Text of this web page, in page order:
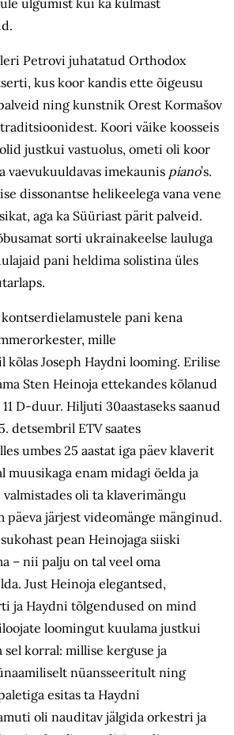
ulgumist kui ka külmast
Petrovi juhatatud Orthodox
kus koor kandis ette õigeusu
ning kunstnik Orest Kormašov
Koori väike koosseis
justkui vastuolus, ometi oli koor
vaevukuuldavas imekaunis piano’s.
dissonantse helikeelega vana vene
aga ka Süüriast pärit palveid.
sorti ukrainakeelse lauluga
pani heldima solistina üles
pani kena
mille
kõlas Joseph Haydni looming. Erilise
Sten Heinoja ettekandes kõlanud
D-duur. Hiljuti 30aastaseks saanud
detsembril ETV saates
umbes 25 aastat iga päev klaverit
muusikaga enam midagi öelda ja
oli ta klaverimängu
päeva järjest videomänge mänginud.
pean Heinojaga siiski
– nii palju on tal veel oma
Just Heinoja elegantsed,
ja Haydni tõlgendused on mind
loomingut kuulama justkui
sel korral: millise kerguse ja
nüansseeritult ning
esitas ta Haydni
oli nauditav jälgida orkestri ja